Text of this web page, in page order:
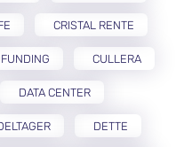
CRISTAL RENTE
CULLERA
DATA CENTER
DETTE